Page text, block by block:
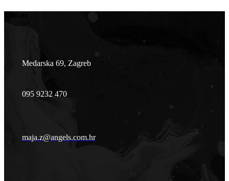
Medarska 69, Zagreb
095 9232 470
maja.z@angels.com.hr